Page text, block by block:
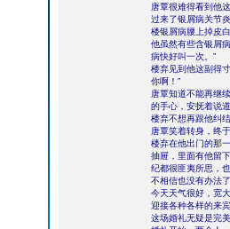
唐覃很难得看到他
过来了银屑病关节
楼银屑病腰上掉皮
他虽然有些含银屑
病快好叫一次。”
楼弃见到他这副得
你啊！”
唐覃知道不能再继
的手心，安抚着说
楼弃不想再跟他纠
唐覃笑着转身，终
楼弃在他出门的那
抽屉，里面有他留
纪都很匪夷所思，
不相信也没有办法
今天天气很好，宽
迎接各种各样的来
这场婚礼无疑是完